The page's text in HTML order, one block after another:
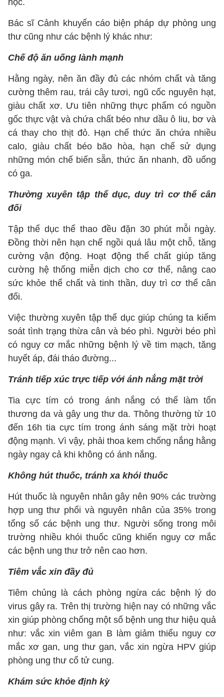
học.
Bác sĩ Cảnh khuyến cáo biện pháp dự phòng ung
thư cũng như các bệnh lý khác như:
Chế độ ăn uống lành mạnh
Hằng ngày, nên ăn đầy đủ các nhóm chất và tăng
cường thêm rau, trái cây tươi, ngũ cốc nguyên hạt,
giàu chất xơ. Ưu tiên những thực phẩm có nguồn
gốc thực vật và chứa chất béo như dầu ô liu, bơ và
cá thay cho thịt đỏ. Hạn chế thức ăn chứa nhiều
calo, giàu chất béo bão hòa, hạn chế sử dụng
những món chế biến sẵn, thức ăn nhanh, đồ uống
có ga.
Thường xuyên tập thể dục, duy trì cơ thể cân
đối
Tập thể dục thể thao đều đặn 30 phút mỗi ngày.
Đồng thời nên hạn chế ngồi quá lâu một chỗ, tăng
cường vận động. Hoạt động thể chất giúp tăng
cường hệ thống miễn dịch cho cơ thể, nâng cao
sức khỏe thể chất và tinh thần, duy trì cơ thể cân
đối.
Việc thường xuyên tập thể dục giúp chúng ta kiểm
soát tình trạng thừa cân và béo phì. Người béo phì
có nguy cơ mắc những bệnh lý về tim mạch, tăng
huyết áp, đái tháo đường...
Tránh tiếp xúc trực tiếp với ánh nắng mặt trời
Tia cực tím có trong ánh nắng có thể làm tổn
thương da và gây ung thư da. Thông thường từ 10
đến 16h tia cực tím trong ánh sáng mặt trời hoạt
động mạnh. Vì vậy, phải thoa kem chống nắng hằng
ngày ngay cả khi không có ánh nắng.
Không hút thuốc, tránh xa khói thuốc
Hút thuốc là nguyên nhân gây nên 90% các trường
hợp ung thư phổi và nguyên nhân của 35% trong
tổng số các bệnh ung thư. Người sống trong môi
trường nhiều khói thuốc cũng khiến nguy cơ mắc
các bệnh ung thư trở nên cao hơn.
Tiêm vắc xin đầy đủ
Tiêm chủng là cách phòng ngừa các bệnh lý do
virus gây ra. Trên thị trường hiện nay có những vắc
xin giúp phòng chống một số bệnh ung thư hiệu quả
như: vắc xin viêm gan B làm giảm thiểu nguy cơ
mắc xơ gan, ung thư gan, vắc xin ngừa HPV giúp
phòng ung thư cổ tử cung.
Khám sức khỏe định kỳ